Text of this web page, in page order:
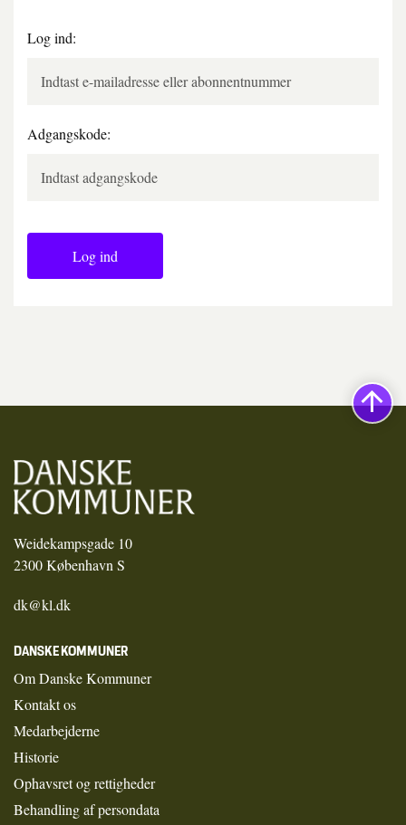
Log ind:
Adgangskode:
Log ind
Weidekampsgade 10
2300 København S
dk@kl.dk
DANSKE KOMMUNER
Om Danske Kommuner
Kontakt os
Medarbejderne
Historie
Ophavsret og rettigheder
Behandling af persondata